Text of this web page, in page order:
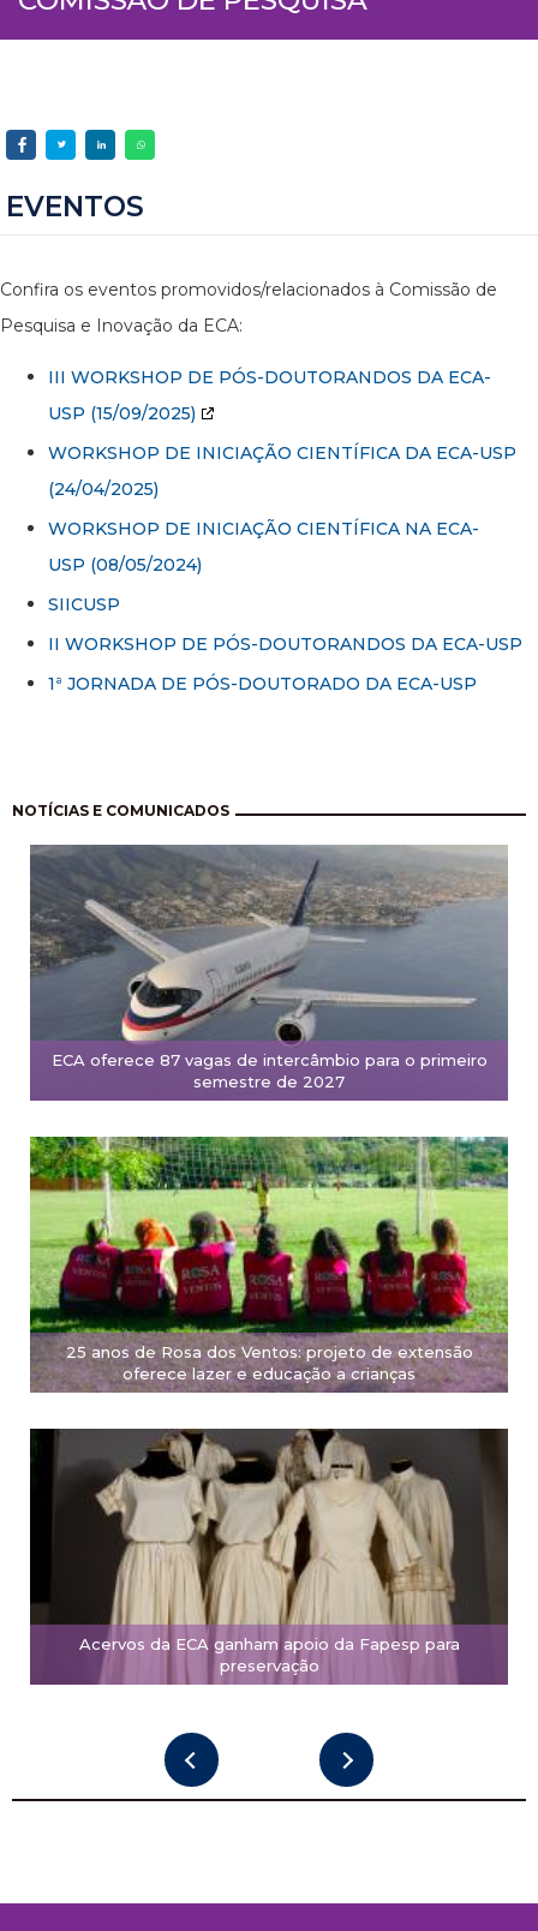
EVENTOS
Confira os eventos promovidos/relacionados à Comissão de
Pesquisa e Inovação da ECA:
III WORKSHOP DE PÓS-DOUTORANDOS DA ECA-
USP (15/09/2025)
WORKSHOP DE INICIAÇÃO CIENTÍFICA DA ECA-USP
(24/04/2025)
WORKSHOP DE INICIAÇÃO CIENTÍFICA NA ECA-
USP (08/05/2024)
SIICUSP
II WORKSHOP DE PÓS-DOUTORANDOS DA ECA-USP
1ª JORNADA DE PÓS-DOUTORADO DA ECA-USP
NOTÍCIAS E COMUNICADOS
ECA oferece 87 vagas de intercâmbio para o primeiro
semestre de 2027
25 anos de Rosa dos Ventos: projeto de extensão
oferece lazer e educação a crianças
Acervos da ECA ganham apoio da Fapesp para
preservação
Paginación